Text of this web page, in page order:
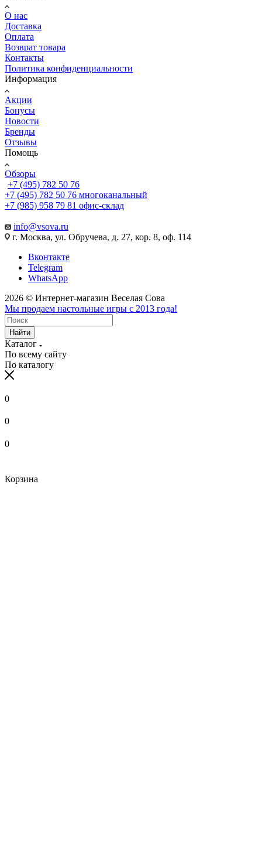
О нас
Доставка
Оплата
Возврат товара
Контакты
Политика конфиденциальности
Информация
Акции
Бонусы
Новости
Бренды
Отзывы
Помощь
Обзоры
+7 (495) 782 50 76
+7 (495) 782 50 76 многоканальный
+7 (985) 958 79 81 офис-склад
info@vsova.ru
г. Москва, ул. Обручева, д. 27, кор. 8, оф. 114
Вконтакте
Telegram
WhatsApp
2026 © Интернет-магазин Веселая Сова
Мы продаем настольные игры с 2013 года!
Найти
Каталог
По всему сайту
По каталогу
0
0
0
Корзина